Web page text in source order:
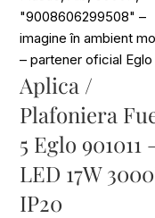
Aplica /
Plafoniera
5 Eglo 901011
LED 17W
IP20